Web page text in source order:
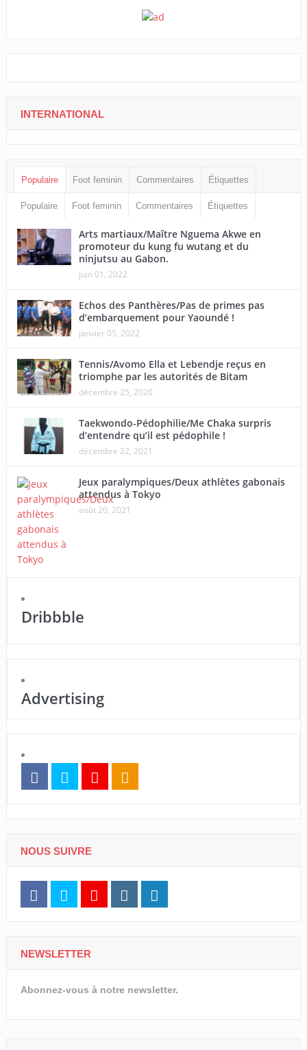
INTERNATIONAL
Populaire Foot feminin Commentaires Étiquettes
Populaire Foot feminin Commentaires Étiquettes
Arts martiaux/Maître Nguema Akwe en
promoteur du kung fu wutang et du
ninjutsu au Gabon.
juin 01, 2022
Echos des Panthères/Pas de primes pas
d’embarquement pour Yaoundé !
janvier 05, 2022
Tennis/Avomo Ella et Lebendje reçus en
triomphe par les autorités de Bitam
décembre 25, 2020
Taekwondo-Pédophilie/Me Chaka surpris
d’entendre qu’il est pédophile !
décembre 22, 2021
Jeux paralympiques/Deux athlètes gabonais
attendus à Tokyo
août 20, 2021
Dribbble
Advertising
NOUS SUIVRE
NEWSLETTER
Abonnez-vous à notre newsletter.